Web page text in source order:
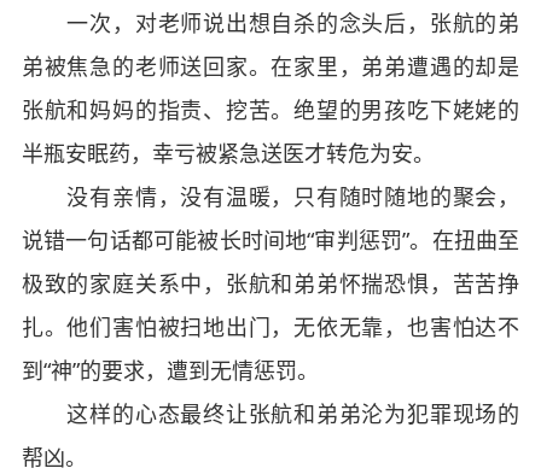
一次，对老师说出想自杀的念头后，张航的弟
弟被焦急的老师送回家。在家里，弟弟遭遇的却是
张航和妈妈的指责、挖苦。绝望的男孩吃下姥姥的
半瓶安眠药，幸亏被紧急送医才转危为安。
没有亲情，没有温暖，只有随时随地的聚会，
说错一句话都可能被长时间地“审判惩罚”。在扭曲至
极致的家庭关系中，张航和弟弟怀揣恐惧，苦苦挣
扎。他们害怕被扫地出门，无依无靠，也害怕达不
到“神”的要求，遭到无情惩罚。
这样的心态最终让张航和弟弟沦为犯罪现场的
帮凶。